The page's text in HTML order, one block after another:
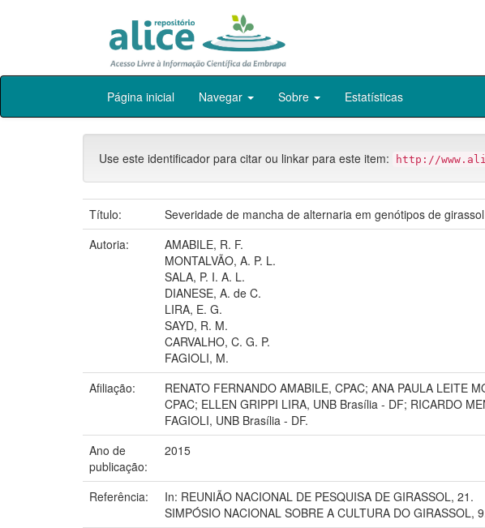
Skip
Página inicial Navegar Sobre Estatísticas
Use este identificador para citar ou linkar para este item: http://
Título:
Severidade de mancha de alternaria em genótipos de
Autoria:
AMABILE, R. F.
MONTALVÃO, A. P. L.
SALA, P. I. A. L.
DIANESE, A. de C.
LIRA, E. G.
SAYD, R. M.
CARVALHO, C. G. P.
FAGIOLI, M.
Afiliação:
RENATO FERNANDO AMABILE, CPAC; ANA PAULA LEITE
CPAC; ELLEN GRIPPI LIRA, UNB Brasília - DF; RICARDO
FAGIOLI, UNB Brasília - DF.
Ano de
publicação:
2015
Referência:
In: REUNIÃO NACIONAL DE PESQUISA DE GIRASSOL, 21.
SIMPÓSIO NACIONAL SOBRE A CULTURA DO